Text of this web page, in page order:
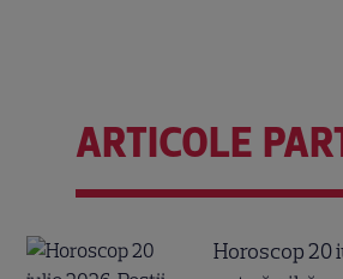
ARTICOLE
Horoscop 20